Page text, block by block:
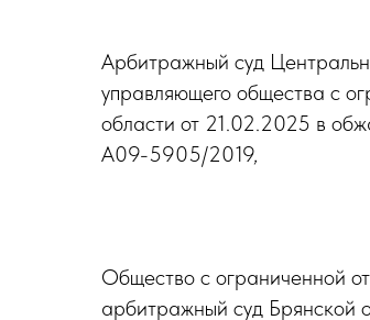
Арбитражный суд
управляющего общества с
области от 21.02.2025 в
А09-5905/2019,
Общество с ограниченной
арбитражный суд Брянской